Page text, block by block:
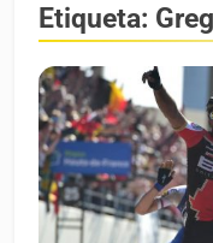
Etiqueta: